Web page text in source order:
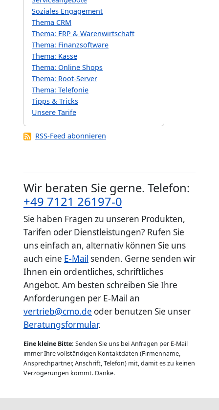
Soziales Engagement
Thema CRM
Thema: ERP & Warenwirtschaft
Thema: Finanzsoftware
Thema: Kasse
Thema: Online Shops
Thema: Root-Server
Thema: Telefonie
Tipps & Tricks
Unsere Tarife
RSS-Feed abonnieren
Wir beraten Sie gerne. Telefon:
+49 7121 26197-0
Sie haben Fragen zu unseren Produkten,
Tarifen oder Dienstleistungen? Rufen Sie
uns einfach an, alternativ können Sie uns
auch eine E-Mail senden. Gerne senden wir
Ihnen ein ordentliches, schriftliches
Angebot. Am besten schreiben Sie Ihre
Anforderungen per E-Mail an
vertrieb@cmo.de oder benutzen Sie unser
Beratungsformular.
Eine kleine Bitte: Senden Sie uns bei Anfragen per E-Mail
immer Ihre vollständigen Kontaktdaten (Firmenname,
Ansprechpartner, Anschrift, Telefon) mit, damit es zu keinen
Verzögerungen kommt. Danke.